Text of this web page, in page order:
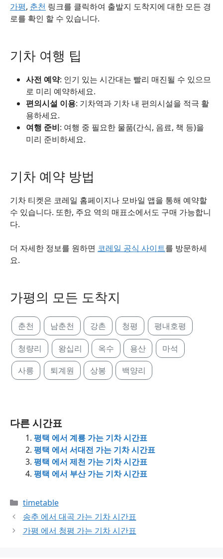
가평, 춘천 링크를 클릭하여 출발지 도착지에 대한 모든 경
로를 확인 할 수 있습니다.
기차 여행 팁
사전 예약: 인기 있는 시간대는 빨리 매진될 수 있으므
로 미리 예약하세요.
편의시설 이용: 기차역과 기차 내 편의시설을 적극 활
용하세요.
여행 준비: 여행 중 필요한 물품(간식, 음료, 책 등)을
미리 준비하세요.
기차 예약 방법
기차 티켓은 코레일 홈페이지나 모바일 앱을 통해 예약할
수 있습니다. 또한, 주요 역의 매표소에서도 구매 가능합니
다.
더 자세한 정보를 원하면 코레일 공식 사이트를 방문하세
요.
가평의 모든 도착지
춘천 남춘천 강촌 청평 평내호평
청량리 왕십리 옥수 용산 마석
사릉 퇴계원 상봉 백양리
다른 시간표
평택 에서 계룡 가는 기차 시간표
평택 에서 서대전 가는 기차 시간표
평택 에서 제천 가는 기차 시간표
평택 에서 부산 가는 기차 시간표
Categories
timetable
송추 에서 대곡 가는 기차 시간표
가평 에서 청평 가는 기차 시간표